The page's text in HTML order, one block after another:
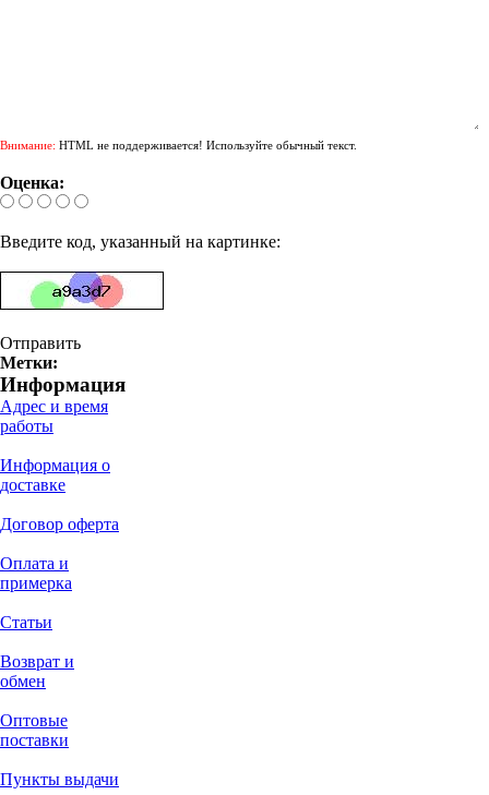
Внимание: HTML не поддерживается! Используйте обычный текст.
Оценка:
Введите код, указанный на картинке:
Отправить
Метки:
Информация
Адрес и время
работы
Информация о
доставке
Договор оферта
Оплата и
примерка
Статьи
Возврат и
обмен
Оптовые
поставки
Пункты выдачи